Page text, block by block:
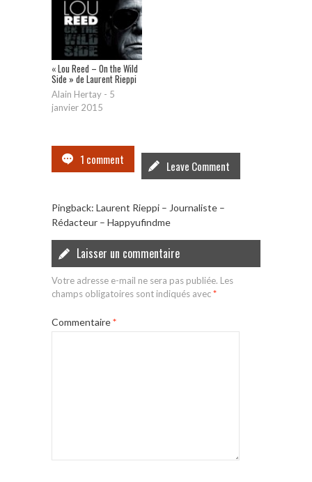
« Lou Reed – On the Wild
Side » de Laurent Rieppi
Alain Hertay - 5
janvier 2015
1 comment Leave Comment
Pingback: Laurent Rieppi – Journaliste –
Rédacteur – Happyufindme
Laisser un commentaire
Votre adresse e-mail ne sera pas publiée. Les
champs obligatoires sont indiqués avec*
Commentaire*